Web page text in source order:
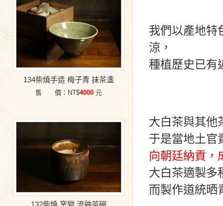
134柴燒手造 梅子青 抹茶盞
售 價：NT$4000 元
132柴燒 窯變 流釉茶碗
我們以產地特
涼，
種植歷史已有
大白茶與其他
于是當地土
向朝廷納貢，
大白茶適製多
而製作道統晒